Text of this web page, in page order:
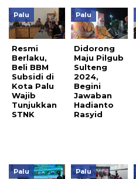
Palu
Resmi
Berlaku,
Beli BBM
Subsidi di
Kota Palu
Wajib
Tunjukkan
STNK
Palu
Didorong
Maju Pilgub
Sulteng
2024,
Begini
Jawaban
Hadianto
Rasyid
Palu Palu